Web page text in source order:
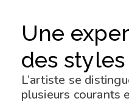
Une
des
L’artiste se
plusieurs courants